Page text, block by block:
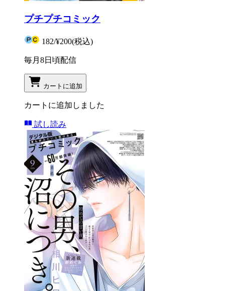
プチプチコミック
182/¥200(税込)
毎月8日頃配信
カートに追加
カートに追加しました
試し読み